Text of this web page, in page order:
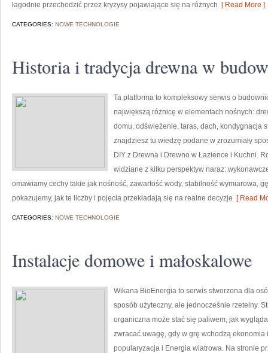
łagodnie przechodzić przez kryzysy pojawiające się na różnych [ Read More ]
CATEGORIES: NOWE TECHNOLOGIE
Historia i tradycja drewna w
Ta platforma to kompleksowy serwis o
największą różnicę w elementach nośnych:
domu, odświeżenie, taras, dach, kondygnacja
znajdziesz tu wiedzę podane w zrozumiały
DIY z Drewna i Drewno w Łazience i Kuchni.
widziane z kilku perspektyw naraz:
omawiamy cechy takie jak nośność, zawartość wody, stabilność wymiarowa,
pokazujemy, jak te liczby i pojęcia przekładają się na realne decyzje [ Read
CATEGORIES: NOWE TECHNOLOGIE
Instalacje domowe i małoskalowe
Wikana BioEnergia to serwis stworzona dla
sposób użyteczny, ale jednocześnie rzetelny.
organiczna może stać się paliwem, jak
zwracać uwagę, gdy w grę wchodzą
popularyzacja i Energia wiatrowa. Na stronie